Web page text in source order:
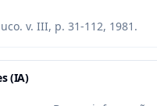
v. III, p. 31-112, 1981.
(IA)